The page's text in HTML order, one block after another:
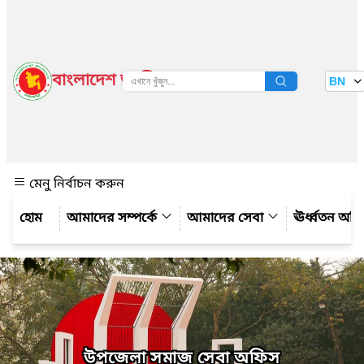
বাংলাদেশ জাতীয় তথ্য বাতায়ন BN
মেনু নির্বাচন করুন
আমাদের সম্পর্কে
আমাদের সেবা ঊর্ধ্বতন
উপজেলা সমাজ সেবা অফিস